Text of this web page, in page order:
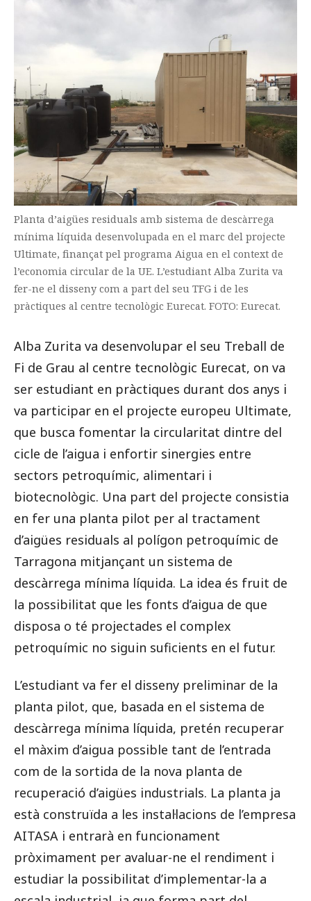
Planta d’aigües residuals amb sistema de descàrrega
mínima líquida desenvolupada en el marc del projecte
Ultimate, finançat pel programa Aigua en el context de
l’economia circular de la UE. L’estudiant Alba Zurita va
fer-ne el disseny com a part del seu TFG i de les
pràctiques al centre tecnològic Eurecat. FOTO: Eurecat.
Alba Zurita va desenvolupar el seu Treball de
Fi de Grau al centre tecnològic Eurecat, on va
ser estudiant en pràctiques durant dos anys i
va participar en el projecte europeu Ultimate,
que busca fomentar la circularitat dintre del
cicle de l’aigua i enfortir sinergies entre
sectors petroquímic, alimentari i
biotecnològic. Una part del projecte consistia
en fer una planta pilot per al tractament
d’aigües residuals al polígon petroquímic de
Tarragona mitjançant un sistema de
descàrrega mínima líquida. La idea és fruit de
la possibilitat que les fonts d’aigua de que
disposa o té projectades el complex
petroquímic no siguin suficients en el futur.
L’estudiant va fer el disseny preliminar de la
planta pilot, que, basada en el sistema de
descàrrega mínima líquida, pretén recuperar
el màxim d’aigua possible tant de l’entrada
com de la sortida de la nova planta de
recuperació d’aigües industrials. La planta ja
està construïda a les instal·lacions de l’empresa
AITASA i entrarà en funcionament
pròximament per avaluar-ne el rendiment i
estudiar la possibilitat d’implementar-la a